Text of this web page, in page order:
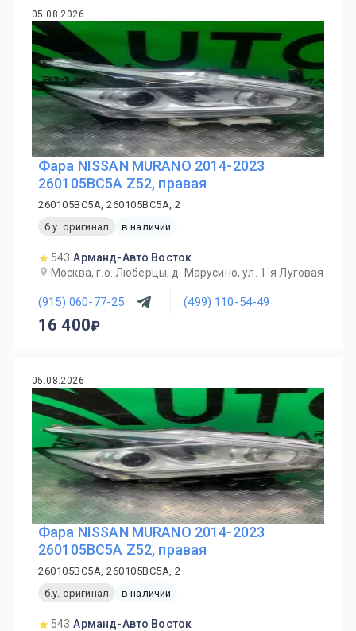
05.08.2026
Фара NISSAN MURANO 2014-2023
260105BC5A Z52, правая
260105BC5A, 260105BC5A, 2
б.у. оригинал
в наличии
543 Арманд-Авто Восток
Москва, г.о. Люберцы, д. Марусино, ул. 1-я Луговая
(915) 060-77-25 (499) 110-54-49
16 400
05.08.2026
Фара NISSAN MURANO 2014-2023
260105BC5A Z52, правая
260105BC5A, 260105BC5A, 2
б.у. оригинал
в наличии
543 Арманд-Авто Восток